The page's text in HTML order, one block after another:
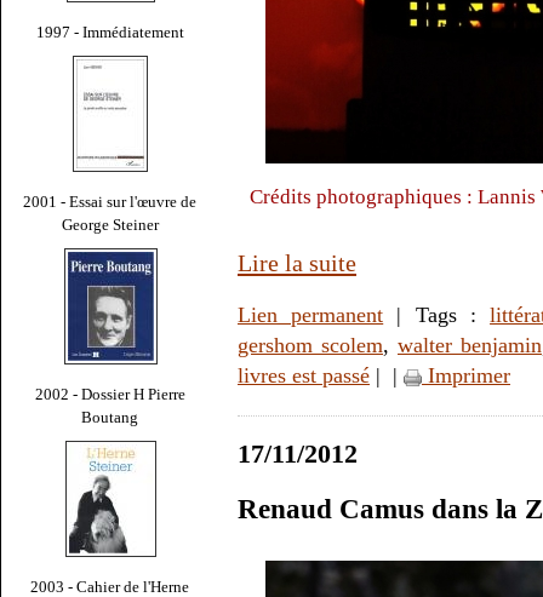
1997 - Immédiatement
2001 - Essai sur l'œuvre de
George Steiner
2002 - Dossier H Pierre
Boutang
2003 - Cahier de l'Herne
Crédits photographiques : Lannis
Lire la suite
Lien permanent | Tags :
gershom scolem, walter benjamin
livres est passé | | Imprimer
17/11/2012
Renaud Camus dans la